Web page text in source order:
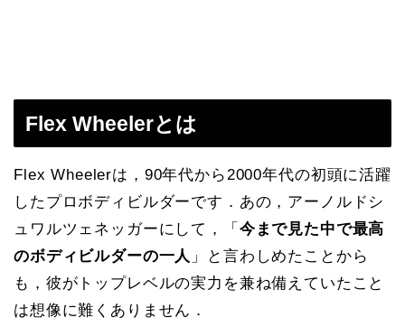
Flex Wheelerとは
Flex Wheelerは，90年代から2000年代の初頭に活躍
したプロボディビルダーです．あの，アーノルドシ
ュワルツェネッガーにして，「 今まで見た中で最高
のボディビルダーの一人 」と言わしめたことから
も，彼がトップレベルの実力を兼ね備えていたこと
は想像に難くありません．